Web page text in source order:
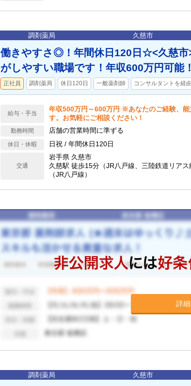
調剤薬局 久慈市
働きやすさ◎！年間休日120日☆<久慈市
がしやすい職場です！年収600万円可能！
正社員 調剤薬局 休日120日 一般薬剤師 コンサルタントを経
給与・手当
年収500万円～600万円 ※あなたのご経験、能
す。お気軽にご相談ください！
勤務時間 店舗の営業時間に準ずる
休日・休暇 日祝 / 年間休日120日
交通
岩手県 久慈市
久慈駅 徒歩15分（JR八戸線、三陸鉄道リア
（JR八戸線）
詳
調剤薬局 久慈市